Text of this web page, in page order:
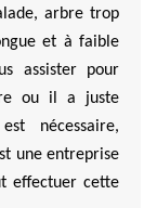
arbre trop
et à faible
assister pour
ou il a juste
nécessaire,
une entreprise
effectuer cette